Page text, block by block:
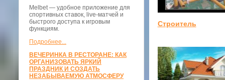
Melbet — удобное приложение для
спортивных ставок, live-матчей и
быстрого доступа к игровым
функциям.
Подробнее...
ВЕЧЕРИНКА В РЕСТОРАНЕ: КАК
ОРГАНИЗОВАТЬ ЯРКИЙ
ПРАЗДНИК И СОЗДАТЬ
НЕЗАБЫВАЕМУЮ АТМОСФЕРУ
Строитель